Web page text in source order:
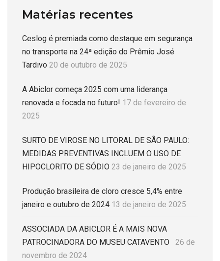
Matérias recentes
Ceslog é premiada como destaque em segurança
no transporte na 24ª edição do Prêmio José
Tardivo 20 de outubro de 2025
A Abiclor começa 2025 com uma liderança
renovada e focada no futuro! 17 de fevereiro de
2025
SURTO DE VIROSE NO LITORAL DE SÃO PAULO:
MEDIDAS PREVENTIVAS INCLUEM O USO DE
HIPOCLORITO DE SÓDIO 23 de janeiro de 2025
Produção brasileira de cloro cresce 5,4% entre
janeiro e outubro de 2024 13 de janeiro de 2025
ASSOCIADA DA ABICLOR É A MAIS NOVA
PATROCINADORA DO MUSEU CATAVENTO
26 de
novembro de 2024